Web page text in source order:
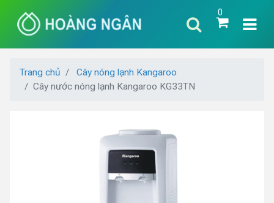
0
Trang chủ
Cây nóng lạnh Kangaroo
Cây nước nóng lạnh Kangaroo KG33TN